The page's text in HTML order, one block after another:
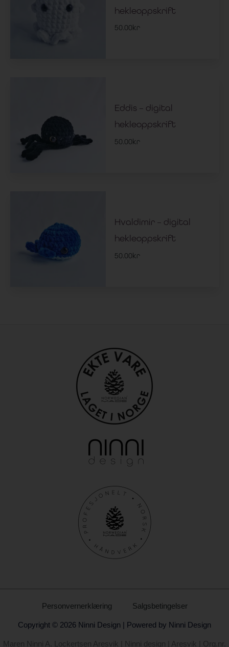
hekleoppskrift
50.00kr
Eddis – digital
hekleoppskrift
50.00kr
Hvaldimir – digital
hekleoppskrift
50.00kr
Personvernerklæring Salgsbetingelser
Copyright © 2026 Ninni Design | Powered by Ninni Design
Maren Ninni A. Lockertsen Aresvik | Ninni design | Aresvik | Org.nr.